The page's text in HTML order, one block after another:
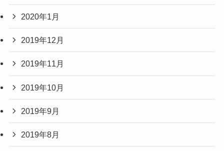
2020年1月
2019年12月
2019年11月
2019年10月
2019年9月
2019年8月